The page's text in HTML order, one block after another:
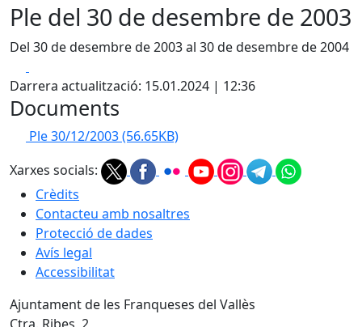
Ple del 30 de desembre de 2003
Del 30 de desembre de 2003 al 30 de desembre de 2004
Darrera actualització: 15.01.2024 | 12:36
Documents
Ple 30/12/2003(56.65KB)
Xarxes socials:
Crèdits
Contacteu amb nosaltres
Protecció de dades
Avís legal
Accessibilitat
Ajuntament de les Franqueses del Vallès